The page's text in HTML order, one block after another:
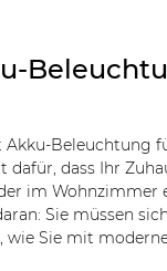
Beleuchtung
dass Ihr
im
Sie müssen
Sie mit